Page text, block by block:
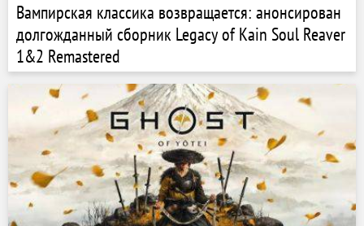
Вампирская классика возвращается: анонсирован
долгожданный сборник Legacy of Kain Soul Reaver
1&2 Remastered